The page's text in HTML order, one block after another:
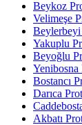
Beykoz
Velimeşe
Yakuplu
Beyoğlu
Bostancı
Darıca
Akbatı